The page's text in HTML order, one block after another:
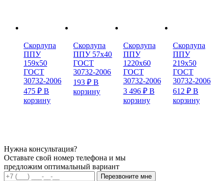
Скорлупа
ППУ
159х50
ГОСТ
30732-2006
475 ₽ В
корзину
Скорлупа
ППУ 57х40
ГОСТ
30732-2006
193₽ В
корзину
Скорлупа
ППУ
1220х60
ГОСТ
30732-2006
3 496 ₽ В
корзину
Скорлупа
ППУ
219х50
ГОСТ
30732-2006
612 ₽ В
корзину
Нужна консультация?
Оставьте свой номер телефона и мы
предложим оптимальный вариант
Перезвоните мне